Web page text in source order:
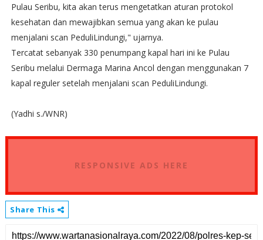
Pulau Seribu, kita akan terus mengetatkan aturan protokol
kesehatan dan mewajibkan semua yang akan ke pulau
menjalani scan PeduliLindungi," ujarnya.
Tercatat sebanyak 330 penumpang kapal hari ini ke Pulau
Seribu melalui Dermaga Marina Ancol dengan menggunakan 7
kapal reguler setelah menjalani scan PeduliLindungi.
(Yadhi s./WNR)
RESPONSIVE ADS HERE
Share This